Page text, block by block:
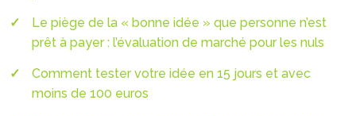
Le piège de la « bonne idée » que personne n’est
prêt à payer : l’évaluation de marché pour les nuls
Comment tester votre idée en 15 jours et avec
moins de 100 euros